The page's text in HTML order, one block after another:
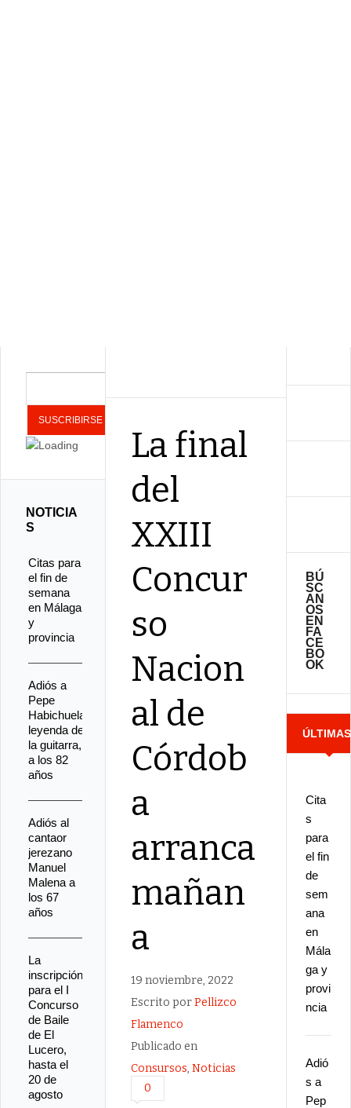
La final
del
XXIII
Concur
so
Nacion
al de
Córdob
a
arranca
mañan
a
19 noviembre, 2022
Escrito porPellizco
Flamenco
Publicado en
Consursos,Noticias
0
BÚ
SC
AN
OS
EN
FA
CE
BO
OK
ÚLTIMAS
Cita
s
para
el fin
de
sem
ana
en
Mála
ga y
provi
ncia
Adió
s a
Pep
NOTICIA
S
Citas para
el fin de
semana
en Málaga
y
provincia
Adiós a
Pepe
Habichuela,
leyenda de
la guitarra,
a los 82
años
Adiós al
cantaor
jerezano
Manuel
Malena a
los 67
años
La
inscripción
para el I
Concurso
de Baile
de El
Lucero,
hasta el
20 de
agosto